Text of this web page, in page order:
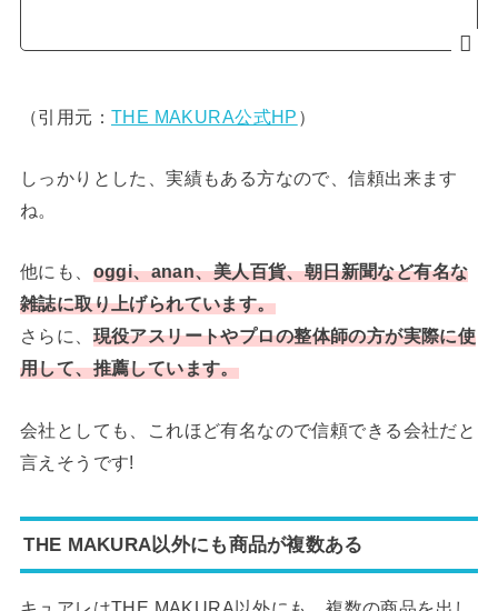
（引用元： THE MAKURA公式HP ）
しっかりとした、実績もある方なので、信頼出来ます
ね。
他にも、 oggi、anan、美人百貨、朝日新聞など有名な
雑誌に取り上げられています。
さらに、 現役アスリートやプロの整体師の方が実際に使
用して、推薦しています。
会社としても、これほど有名なので信頼できる会社だと
言えそうです!
THE MAKURA以外にも商品が複数ある